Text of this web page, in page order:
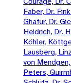
Faber, Dr.
Ghafur, Dr.
Heidrich, Dr.
Köhler,
Lausberg,
von
Peters,